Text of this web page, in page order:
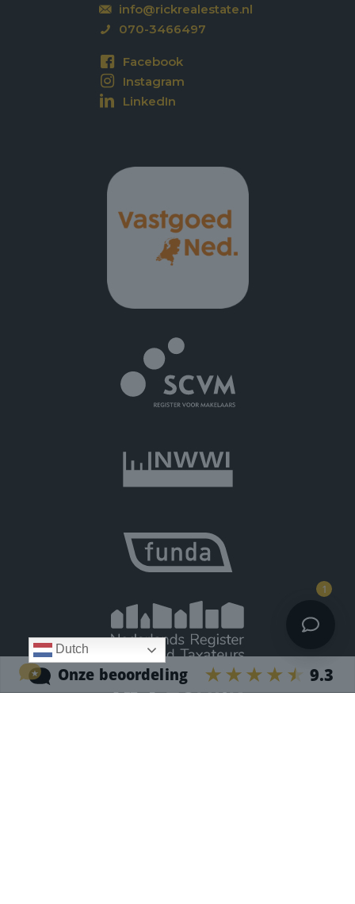
info@rickrealestate.nl
070-3466497
Facebook
Instagram
LinkedIn
Dutch
1